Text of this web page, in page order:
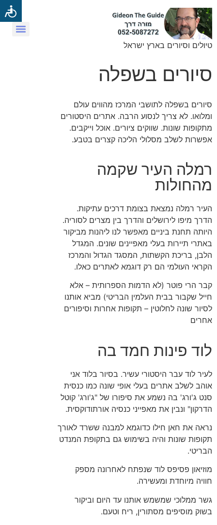
טיולים וסיורים בארץ ישראל
סיורים בשפלה
סיורים בשפלה לתושבי המרכז מהווים עולם
ומלואו. לא צריך לנסוע הרבה. אתרים היסטורים
מתקופות שונות. שווקים ציורים. אוכל וייקבים.
אפשרות לשלב מסלולי הליכה קצרים בטבע.
רמלה העיר שקמה
מהחולות
העיר רמלה נמצאת בצומת דרכים עתיקות.
הדרך מיפו לירושלים והדרך בין מצרים לסוריה.
היותה תחנת ביניים מאפשר לנו ליהנות מביקור
באתרי תיירות בעלי מאפיינים שונים. המגדל
הלבן, בריכת הקשתות, המסגד הגדול והמרכז
הקראי העולמי הם רק דוגמא לאתרים כאלו.
קבר הרי פוטר (לא הדמות הספרותית – אלא
חייל שקבור בבית העלמין הבריטי) מביא אותנו
לסיור שונה לחלוטין – תקופות אחרות וסיפורים
אחרים
לוד פינות חמד בה
לעיר לוד עבר היסטורי עשיר. בסיור בלוד אני
אוהב לשלב אתרים בעלי אופי שונה כמו כנסית
סנט ג'ורג' בה נשמע את סיפורו של "ג'ורג' קוטל
הדרקון" ונבין את מאפייני כנסיה אורתודוקסית.
נראה את חאן חילו כדוגמא למבנה ששרד לאורך
תקופות שונות והיה בשימוש גם בתקופת המנדט
הבריטי.
מוזיאון פסיפס לוד שנפתח לאחרונה מספק
חוויה מיוחדת ומעשירה.
גשר ממלוכי שמשמש אותנו עד היום וביקור
בשוק מוסיפים מסתורין, ריח וטעם.